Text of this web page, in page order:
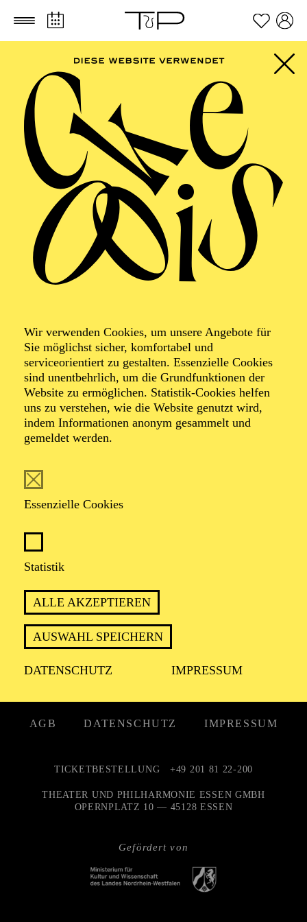
Zum Hauptinhalt springen Zum Footer springen
Wir verwenden Cookies, um unsere Angebote für
Sie möglichst sicher, komfortabel und
serviceorientiert zu gestalten. Essenzielle Cookies
sind unentbehrlich, um die Grundfunktionen der
Website zu ermöglichen. Statistik-Cookies helfen
uns zu verstehen, wie die Website genutzt wird,
indem Informationen anonym gesammelt und
gemeldet werden.
Essenzielle Cookies
Statistik
ALLE AKZEPTIEREN
AUSWAHL SPEICHERN
DATENSCHUTZ IMPRESSUM
Miriam Marto
Die Kostümbildnerin Miriam Marto studierte
Modedesign an der Hochschule für Gestaltung in
Pforzheim. Danach arbeitete sie als Modeassistentin bei
BLESS und LUTZ in Paris und als Kostümassistentin
an der Schaubühne Berlin. Als Kostümbildnerin
arbeitete sie u. a. mit den Regisseuren Hakan Savaş
Mican, Marius von Mayenburg, Yael Ronen, Mikael
Serre, Alienor Dauchez, Daniella Strasfogel, dem
Solistenensemble Kaleidoskop, Moritz Riesewick,
Mehr anzeigen
FOLGE UNS AUF SOCIAL MEDIA
KONTAKT PERSONALIA
STELLENANGEBOTE
NEWSLETTER PUBLIKATIONEN
AGB DATENSCHUTZ IMPRESSUM
Gefördert von
TICKETBESTELLUNG +49 201 81 22-200
THEATER UND PHILHARMONIE ESSEN GMBH
OPERNPLATZ 10 — 45128 ESSEN